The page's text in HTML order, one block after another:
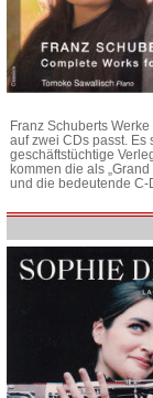
Franz Schuberts
auf zwei CDs passt.
geschäftstüchtige
kommen die als
und die bedeutende C-